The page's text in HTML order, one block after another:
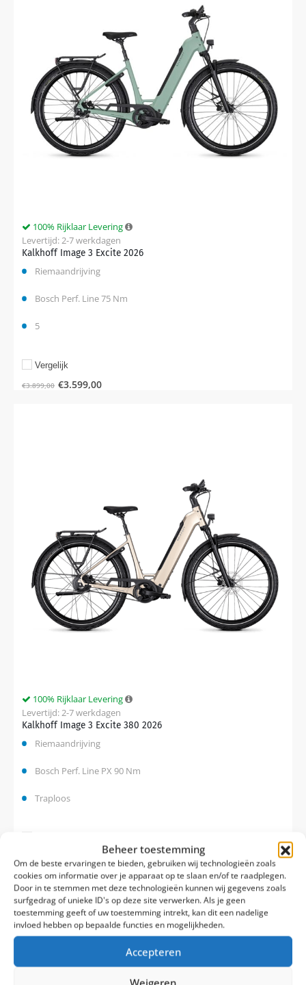
Beheer toestemming
Om de beste ervaringen te bieden, gebruiken wij technologieën zoals
cookies om informatie over je apparaat op te slaan en/of te raadplegen.
Door in te stemmen met deze technologieën kunnen wij gegevens zoals
surfgedrag of unieke ID's op deze site verwerken. Als je geen
toestemming geeft of uw toestemming intrekt, kan dit een nadelige
invloed hebben op bepaalde functies en mogelijkheden.
Accepteren
Weigeren
Kalkhoff Image 3 Excite 2026
100% Rijklaar Levering
Levertijd: 2-7 werkdagen
Riemaandrijving
Bosch Perf. Line 75 Nm
5
€3.899,00 €3.599,00
Vergelijk
Kalkhoff Image 3 Excite 380 2026
100% Rijklaar Levering
Levertijd: 2-7 werkdagen
Riemaandrijving
Bosch Perf. Line PX 90 Nm
Traploos